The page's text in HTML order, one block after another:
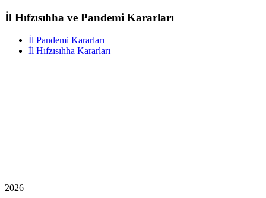
İl Hıfzısıhha ve Pandemi Kararları
İl Pandemi Kararları
İl Hıfzısıhha Kararları
2026